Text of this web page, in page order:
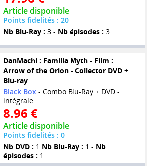
Article disponible
Points fidelités : 20
Nb Blu-Ray : 3 - Nb épisodes : 3
DanMachi : Familia Myth - Film :
Arrow of the Orion - Collector DVD +
Blu-ray
Black Box- Combo Blu-Ray + DVD -
intégrale
8.96 €
Article disponible
Points fidelités : 0
Nb DVD : 1 Nb Blu-Ray : 1 - Nb
épisodes : 1